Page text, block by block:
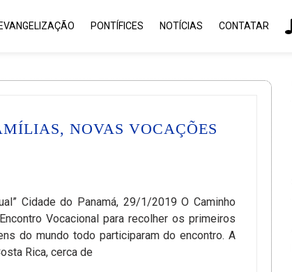
EVANGELIZAÇÃO PONTÍFICES NOTÍCIAS CONTATAR
NOVAS VOCAÇÕES
Cidade do Panamá, 29/1/2019 O Caminho
Vocacional para recolher os primeiros
do mundo todo participaram do encontro. A
Rica, cerca de